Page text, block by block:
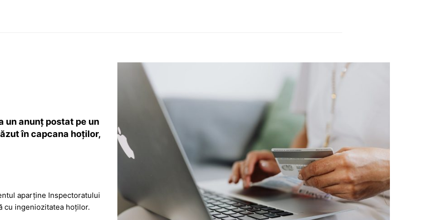
un anunț postat pe un
în capcana hoților,
aparține Inspectoratului
cu ingeniozitatea hoților.